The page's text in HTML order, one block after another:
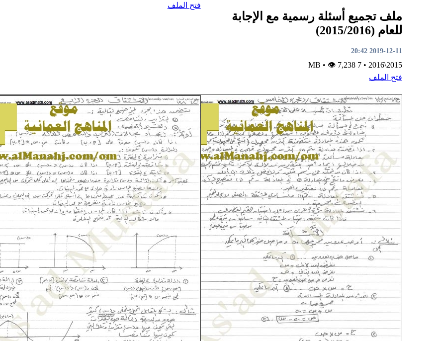
ملف تجميع أسئلة رسمية مع الإجابة
للعام (2015/2016)
2019-12-11 20:42
2015\2016
•
• 👁 7,238
فتح الملف
فتح الملف